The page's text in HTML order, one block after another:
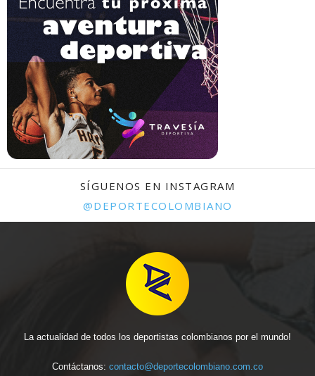
SÍGUENOS EN INSTAGRAM
@DEPORTECOLOMBIANO
La actualidad de todos los deportistas colombianos por el mundo!
Contáctanos: contacto@deportecolombiano.com.co